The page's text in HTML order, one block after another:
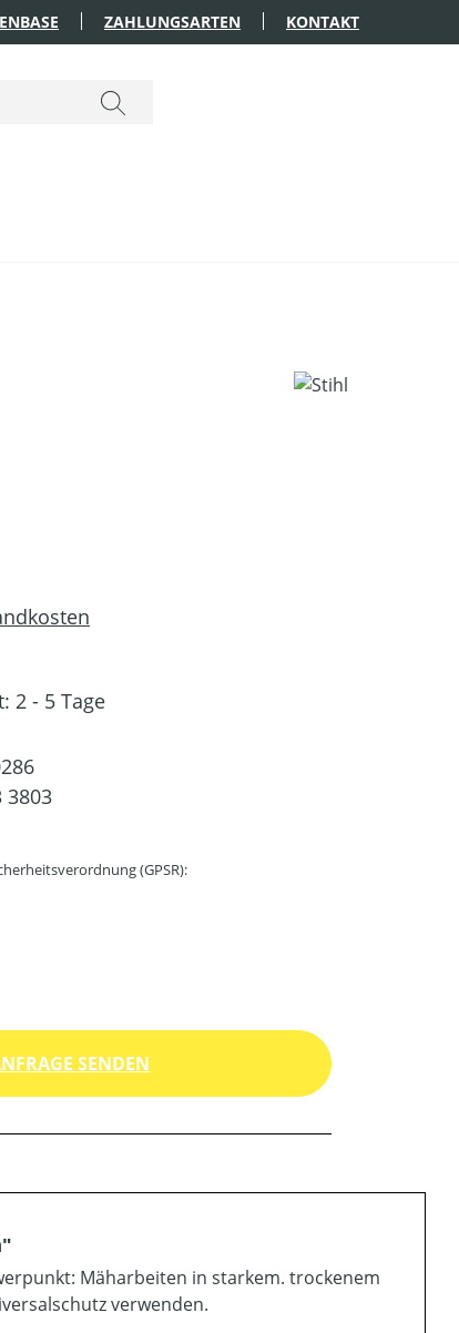
ZAHLUNGSARTEN KONTAKT
2 - 5 Tage
3803
(GPSR):
SENDEN
Mäharbeiten in starkem. trockenem
verwenden.